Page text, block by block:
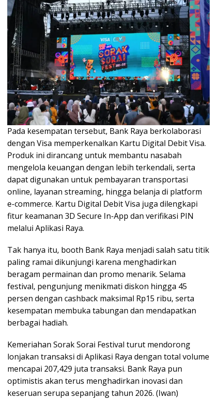
Pada kesempatan tersebut, Bank Raya berkolaborasi
dengan Visa memperkenalkan Kartu Digital Debit Visa.
Produk ini dirancang untuk membantu nasabah
mengelola keuangan dengan lebih terkendali, serta
dapat digunakan untuk pembayaran transportasi
online, layanan streaming, hingga belanja di platform
e-commerce. Kartu Digital Debit Visa juga dilengkapi
fitur keamanan 3D Secure In-App dan verifikasi PIN
melalui Aplikasi Raya.
Tak hanya itu, booth Bank Raya menjadi salah satu titik
paling ramai dikunjungi karena menghadirkan
beragam permainan dan promo menarik. Selama
festival, pengunjung menikmati diskon hingga 45
persen dengan cashback maksimal Rp15 ribu, serta
kesempatan membuka tabungan dan mendapatkan
berbagai hadiah.
Kemeriahan Sorak Sorai Festival turut mendorong
lonjakan transaksi di Aplikasi Raya dengan total volume
mencapai 207,429 juta transaksi. Bank Raya pun
optimistis akan terus menghadirkan inovasi dan
keseruan serupa sepanjang tahun 2026. (Iwan)